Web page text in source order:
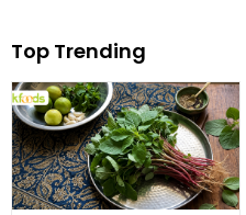
Top Trending